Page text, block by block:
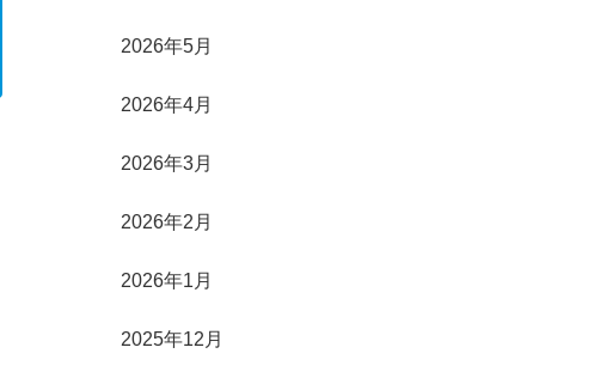
2026年5月
2026年4月
2026年3月
2026年2月
2026年1月
2025年12月